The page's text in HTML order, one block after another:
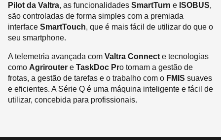
Pilot da Valtra, as funcionalidades SmartTurn e ISOBUS,
são controladas de forma simples com a premiada
interface SmartTouch, que é mais fácil de utilizar do que o
seu smartphone.
A telemetria avançada com Valtra Connect e tecnologias
como Agrirouter e TaskDoc Pro tornam a gestão de
frotas, a gestão de tarefas e o trabalho com o FMIS suaves
e eficientes. A Série Q é uma máquina inteligente e fácil de
utilizar, concebida para profissionais.